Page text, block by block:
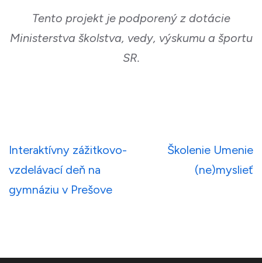
Tento projekt je podporený z dotácie
Ministerstva školstva, vedy, výskumu a športu
SR.
Navigácia
v
článku
Interaktívny zážitkovo-
vzdelávací deň na
gymnáziu v Prešove
Školenie Umenie
(ne)myslieť